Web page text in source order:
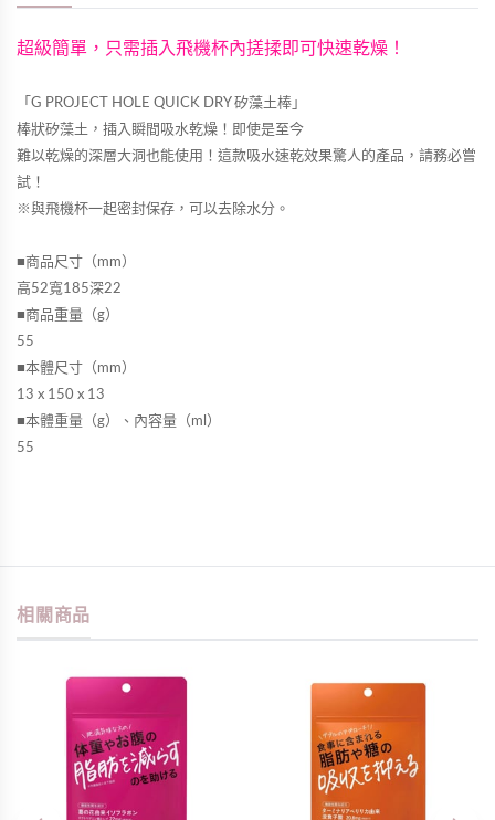
超級簡單，只需插入飛機杯內搓揉即可快速乾燥！
「G PROJECT HOLE QUICK DRY 矽藻土棒」
棒狀矽藻土，插入瞬間吸水乾燥！即使是至今
難以乾燥的深層大洞也能使用！這款吸水速乾效果驚人的產品，請務必嘗
試！
※與飛機杯一起密封保存，可以去除水分。
■商品尺寸（mm）
高52寬185深22
■商品重量（g）
55
■本體尺寸（mm）
13 x 150 x 13
■本體重量（g）、內容量（ml）
55
相關商品